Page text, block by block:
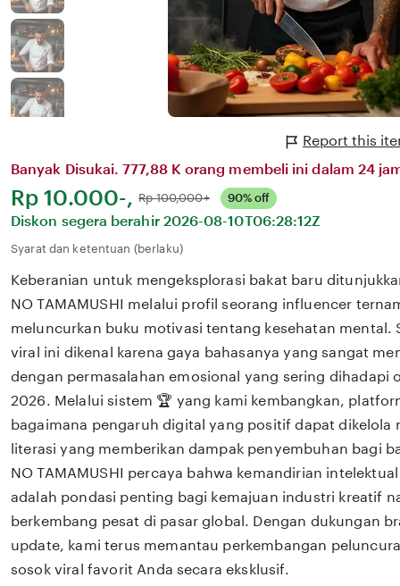
Report this
Banyak Disukai. 777,88 K orang membeli ini dalam 24
Harga:
Rp 10.000-, Normal:
Rp 100,000+ 90% off
Diskon segera berahir 2026-08-10T06:28:12Z
Syarat dan ketentuan (berlaku)
Keberanian untuk mengeksplorasi bakat baru
NO TAMAMUSHI melalui profil seorang influencer
meluncurkan buku motivasi tentang kesehatan mental.
viral ini dikenal karena gaya bahasanya yang sangat
dengan permasalahan emosional yang sering dihadapi
2026. Melalui sistem 🏆 yang kami kembangkan,
bagaimana pengaruh digital yang positif dapat dikelola
literasi yang memberikan dampak penyembuhan bagi
NO TAMAMUSHI percaya bahwa kemandirian
adalah pondasi penting bagi kemajuan industri kreatif
berkembang pesat di pasar global. Dengan dukungan
update, kami terus memantau perkembangan
sosok viral favorit Anda secara eksklusif.